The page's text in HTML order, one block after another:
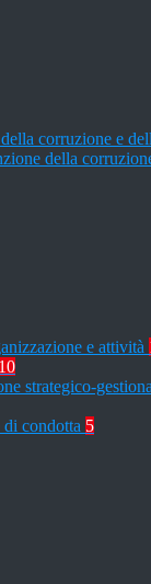
corruzione e
della
e attività
10
strategico-
condotta 5